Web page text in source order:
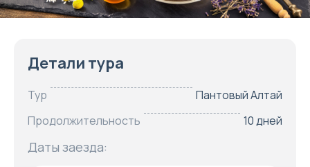
Детали тура
Тур
Пантовый Алтай
Продолжительность
10 дней
Даты заезда: